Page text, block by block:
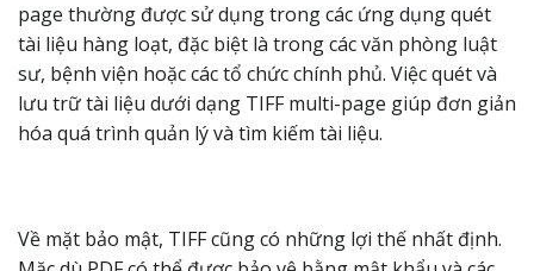
page thường được sử dụng trong các ứng dụng quét
tài liệu hàng loạt, đặc biệt là trong các văn phòng luật
sư, bệnh viện hoặc các tổ chức chính phủ. Việc quét và
lưu trữ tài liệu dưới dạng TIFF multi-page giúp đơn giản
hóa quá trình quản lý và tìm kiếm tài liệu.
Về mặt bảo mật, TIFF cũng có những lợi thế nhất định.